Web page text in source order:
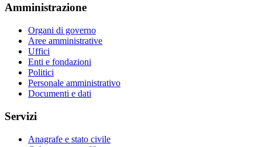
Amministrazione
Organi di governo
Aree amministrative
Uffici
Enti e fondazioni
Politici
Personale amministrativo
Documenti e dati
Servizi
Anagrafe e stato civile